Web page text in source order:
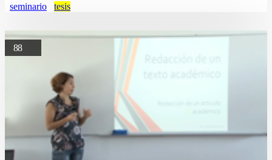
seminario tesis
88